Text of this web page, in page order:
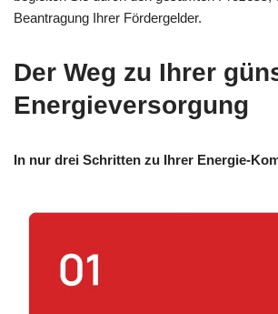
Beantragung Ihrer Fördergelder.
Der Weg zu Ihrer
Energieversorgung
In nur drei Schritten zu Ihrer Energie-